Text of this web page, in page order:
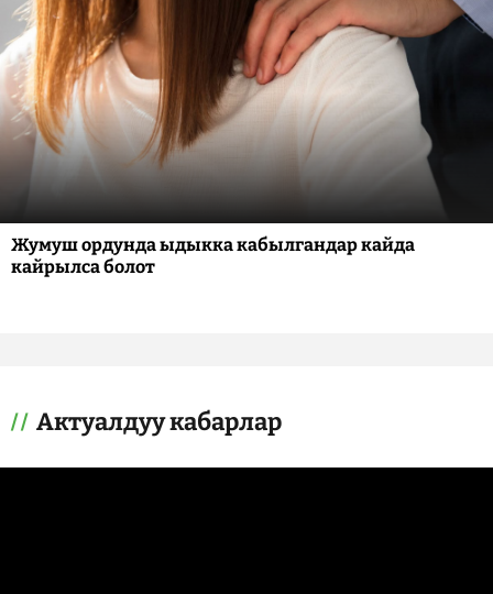
Жумуш ордунда ыдыкка кабылгандар кайда
кайрылса болот
Актуалдуу кабарлар